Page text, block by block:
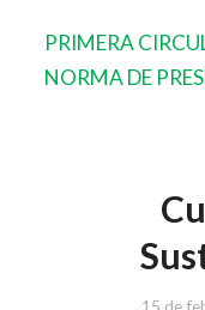
PRIMERA
NORMA DE